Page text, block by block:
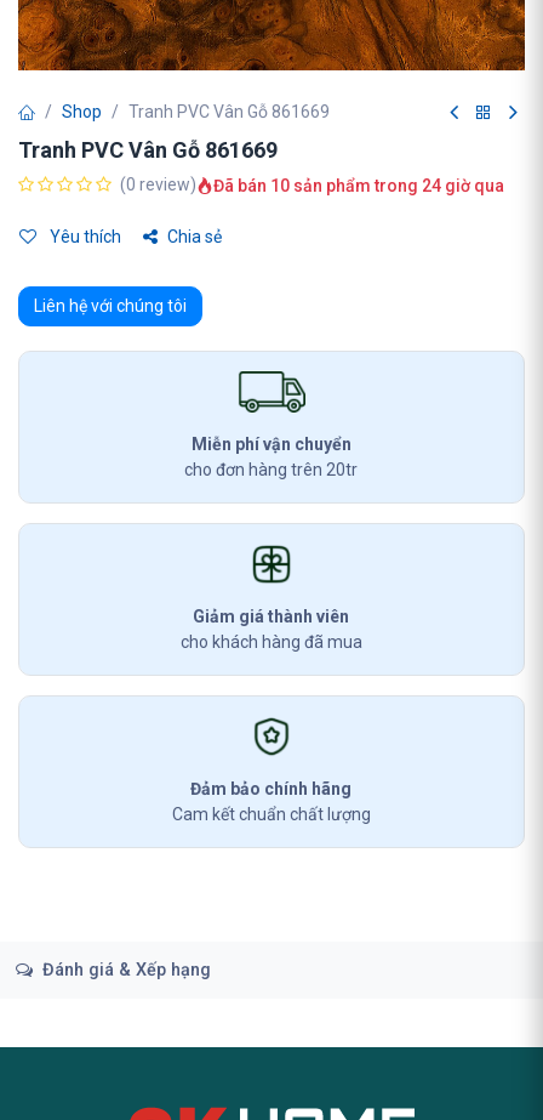
Shop Tranh PVC Vân Gỗ 861669
Tranh PVC Vân Gỗ 861669
(0 review) Đã bán 10 sản phẩm trong 24 giờ qua
Yêu thích Chia sẻ
Liên hệ với chúng tôi
Miễn phí vận chuyển
cho đơn hàng trên 20tr
Giảm giá thành viên
cho khách hàng đã mua
Đảm bảo chính hãng
Cam kết chuẩn chất lượng
Đánh giá & Xếp hạng